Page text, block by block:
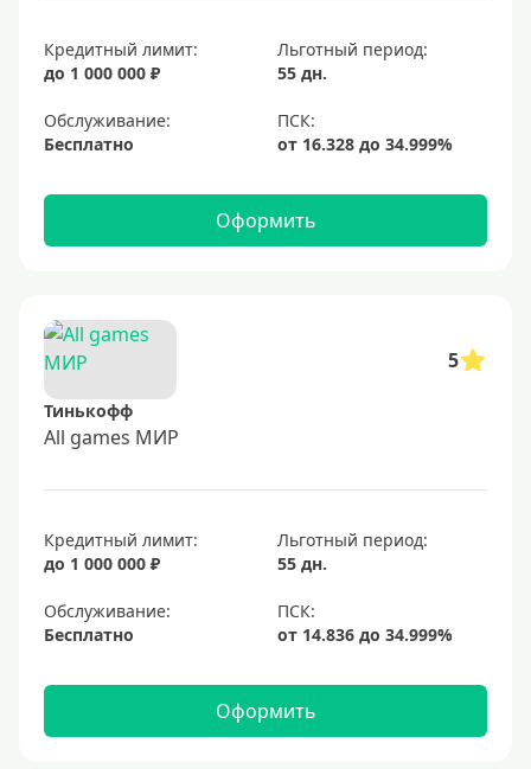
Кредитный лимит:
до 1 000 000 ₽
Льготный период:
55 дн.
Обслуживание:
Бесплатно
Оформить
5
Тинькофф
All games МИР
Кредитный лимит:
до 1 000 000 ₽
Льготный период:
55 дн.
Обслуживание:
Бесплатно
Оформить